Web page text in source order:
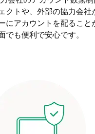
クトや、外部の協力会社
にアカウントを配ること
でも便利で安心です。